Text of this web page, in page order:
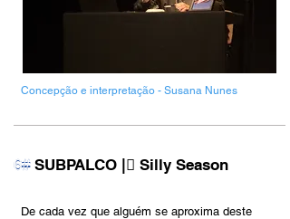
Concepção e interpretação - Susana Nunes
6#SUBPALCO |︎︎︎ Silly Season
De cada vez que alguém se aproxima deste